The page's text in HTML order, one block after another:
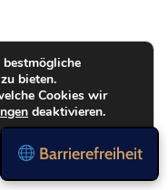
Barrierefreiheit
bieten.
Cookies wir
deaktivieren.
Einstellungen